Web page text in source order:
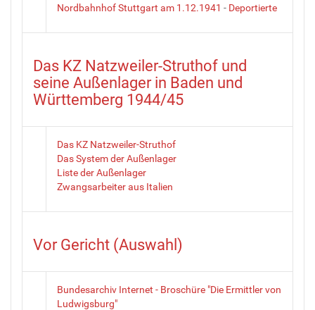
Nordbahnhof Stuttgart am 1.12.1941 - Deportierte
Das KZ Natzweiler-Struthof und
seine Außenlager in Baden und
Württemberg 1944/45
Das KZ Natzweiler-Struthof
Das System der Außenlager
Liste der Außenlager
Zwangsarbeiter aus Italien
Vor Gericht (Auswahl)
Bundesarchiv Internet - Broschüre "Die Ermittler von
Ludwigsburg"